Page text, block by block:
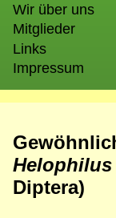
Wir über uns
Mitglieder
Links
Impressum
Diptera)